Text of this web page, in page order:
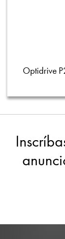
Optidrive